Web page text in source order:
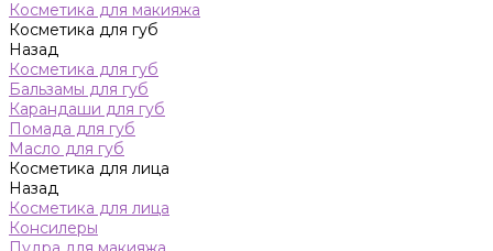
Косметика для макияжа
Косметика для губ
Назад
Косметика для губ
Бальзамы для губ
Карандаши для губ
Помада для губ
Масло для губ
Косметика для лица
Назад
Косметика для лица
Консилеры